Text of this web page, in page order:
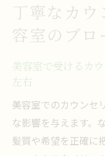
丁寧なカウ
容室のブロ
美容室で受けるカ
左右
美容室でのカウンセ
な影響を与えます。
髪質や希望を正確に